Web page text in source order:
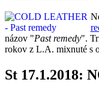
názov "Past remedy".
rokov z L.A. mixnuté s
St 17.1.2018: